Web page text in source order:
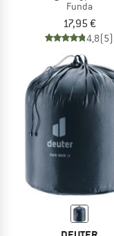
Funda
17,95 €
4,8(5)